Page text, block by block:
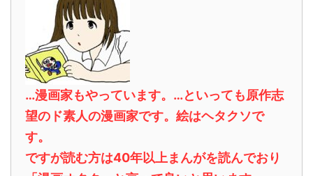
…漫画家もやっています。…といっても原作志
望のド素人の漫画家です。絵はヘタクソで
す。
ですが読む方は40年以上まんがを読んでおり